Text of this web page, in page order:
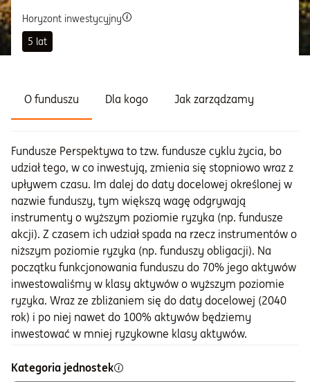
Horyzont inwestycyjny
5 lat
O funduszu Dla kogo Jak zarządzamy
Fundusze Perspektywa to tzw. fundusze cyklu życia, bo
udział tego, w co inwestują, zmienia się stopniowo wraz z
upływem czasu. Im dalej do daty docelowej określonej w
nazwie funduszy, tym większą wagę odgrywają
instrumenty o wyższym poziomie ryzyka (np. fundusze
akcji). Z czasem ich udział spada na rzecz instrumentów o
niższym poziomie ryzyka (np. funduszy obligacji). Na
początku funkcjonowania funduszu do 70% jego aktywów
inwestowaliśmy w klasy aktywów o wyższym poziomie
ryzyka. Wraz ze zbliżaniem się do daty docelowej (2040
rok) i po niej nawet do 100% aktywów będziemy
inwestować w mniej ryzykowne klasy aktywów.
Kategoria jednostek